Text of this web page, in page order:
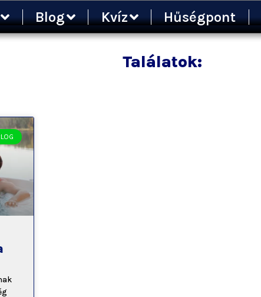
Blog Kvíz Hűségpont
Találatok: